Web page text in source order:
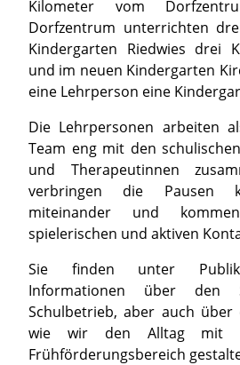
Kilometer vom
Dorfzentrum unterrichten
Kindergarten Riedwies drei
und im neuen Kindergarten
eine Lehrperson eine
Die Lehrpersonen arbeiten
Team eng mit den
und Therapeutinnen
verbringen die Pausen
miteinander und
spielerischen und aktiven
Sie finden unter
Informationen über den
Schulbetrieb, aber auch
wie wir den Alltag mit
Frühförderungsbereich